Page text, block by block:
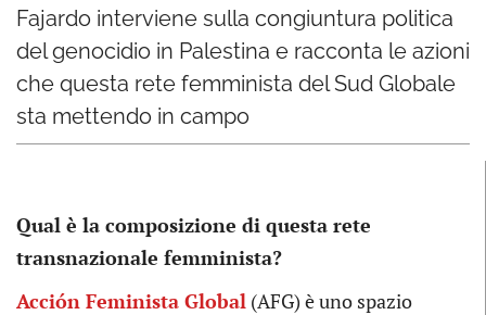
Fajardo interviene sulla congiuntura politica
del genocidio in Palestina e racconta le azioni
che questa rete femminista del Sud Globale
sta mettendo in campo
Qual è la composizione di questa rete
transnazionale femminista?
Acción Feminista Global (AFG) è uno spazio